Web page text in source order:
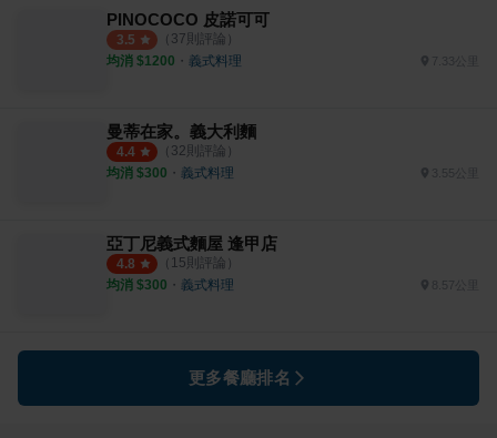
PINOCOCO 皮諾可可
3.5 （ 37則評論）
均消 $1200 ・ 義式料理
曼蒂在家。義大利麵
4.4 （ 32則評論）
均消 $300 ・ 義式料理 3.55公里
亞丁尼義式麵屋 逢甲店
4.8 （ 15則評論）
均消 $300 ・ 義式料理 8.57公里
更多餐廳排名